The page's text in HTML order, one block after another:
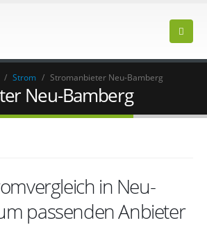
/ Strom / Stromanbieter Neu-Bamberg
Neu-Bamberg
in Neu-
passenden Anbieter